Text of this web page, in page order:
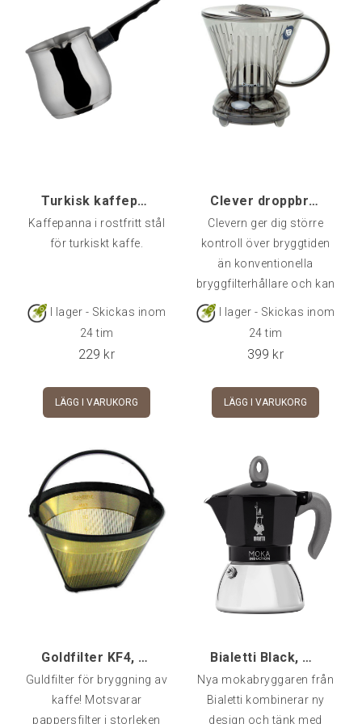
Turkisk kaffepanna 50 cl, 6-kopp
Kaffepanna i rostfritt stål
för turkiskt kaffe.
I lager - Skickas inom
24 tim
229 kr
LÄGG I VARUKORG
Clever droppbrygg / dripper
Clevern ger dig större
kontroll över bryggtiden
än konventionella
bryggfilterhållare och kan
därför leverera en till fyra
riktigt goda koppar kaffe
kaffefilter 1x4.Lock
medföljer.
I lager - Skickas inom
24 tim
399 kr
LÄGG I VARUKORG
Goldfilter KF4, Kaffefilter 1x4
Guldfilter för bryggning av
kaffe! Motsvarar
pappersfilter i storleken
Bialetti Black, Moka Induktion, 6-kopp
Nya mokabryggaren från
Bialetti kombinerar ny
design och tänk med